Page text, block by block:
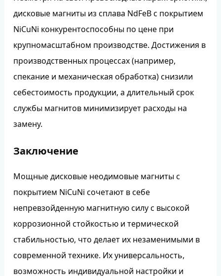
дисковые магниты из сплава NdFeB с покрытием
NiCuNi конкурентоспособны по цене при
крупномасштабном производстве. Достижения в
производственных процессах (например,
спекание и механическая обработка) снизили
себестоимость продукции, а длительный срок
службы магнитов минимизирует расходы на
замену.
Заключение
Мощные дисковые неодимовые магниты с
покрытием NiCuNi сочетают в себе
непревзойденную магнитную силу с высокой
коррозионной стойкостью и термической
стабильностью, что делает их незаменимыми в
современной технике. Их универсальность,
возможность индивидуальной настройки и